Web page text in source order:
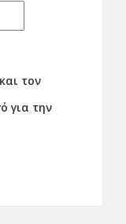
τον
για την